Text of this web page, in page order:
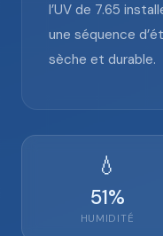
l’UV de 7.65
une séquence
sèche et durable.
💧
51%
HUMIDITÉ